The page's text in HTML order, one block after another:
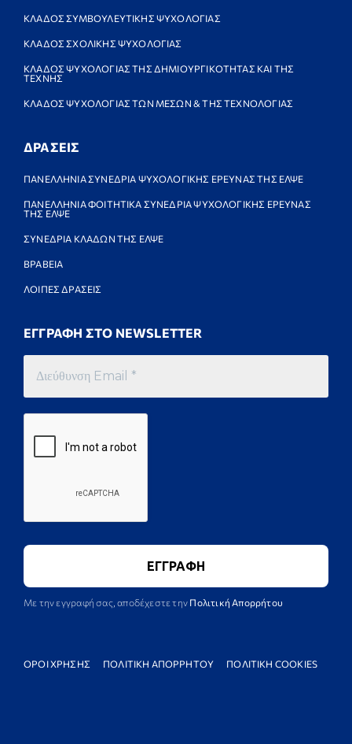
ΚΛΑΔΟΣ ΣΥΜΒΟΥΛΕΥΤΙΚΗΣ ΨΥΧΟΛΟΓΙΑΣ
ΚΛΑΔΟΣ ΣΧΟΛΙΚΗΣ ΨΥΧΟΛΟΓΙΑΣ
ΚΛΑΔΟΣ ΨΥΧΟΛΟΓΙΑΣ ΤΗΣ ΔΗΜΙΟΥΡΓΙΚΟΤΗΤΑΣ ΚΑΙ ΤΗΣ
ΤΕΧΝΗΣ
ΚΛΑΔΟΣ ΨΥΧΟΛΟΓΙΑΣ ΤΩΝ ΜΕΣΩΝ & ΤΗΣ ΤΕΧΝΟΛΟΓΙΑΣ
ΔΡΑΣΕΙΣ
ΠΑΝΕΛΛΗΝΙΑ ΣΥΝΕΔΡΙΑ ΨΥΧΟΛΟΓΙΚΗΣ ΕΡΕΥΝΑΣ ΤΗΣ ΕΛΨΕ
ΠΑΝΕΛΛΗΝΙΑ ΦΟΙΤΗΤΙΚΑ ΣΥΝΕΔΡΙΑ ΨΥΧΟΛΟΓΙΚΗΣ ΕΡΕΥΝΑΣ
ΤΗΣ ΕΛΨΕ
ΣΥΝΕΔΡΙΑ ΚΛΑΔΩΝ ΤΗΣ ΕΛΨΕ
ΒΡΑΒΕΙΑ
ΛΟΙΠΕΣ ΔΡΑΣΕΙΣ
ΕΓΓΡΑΦΗ ΣΤΟ NEWSLETTER
Με την εγγραφή σας, αποδέχεστε την Πολιτική Απορρήτου
ΟΡΟΙ ΧΡΗΣΗΣ ΠΟΛΙΤΙΚΗ ΑΠΟΡΡΗΤΟΥ ΠΟΛΙΤΙΚΗ COOKIES